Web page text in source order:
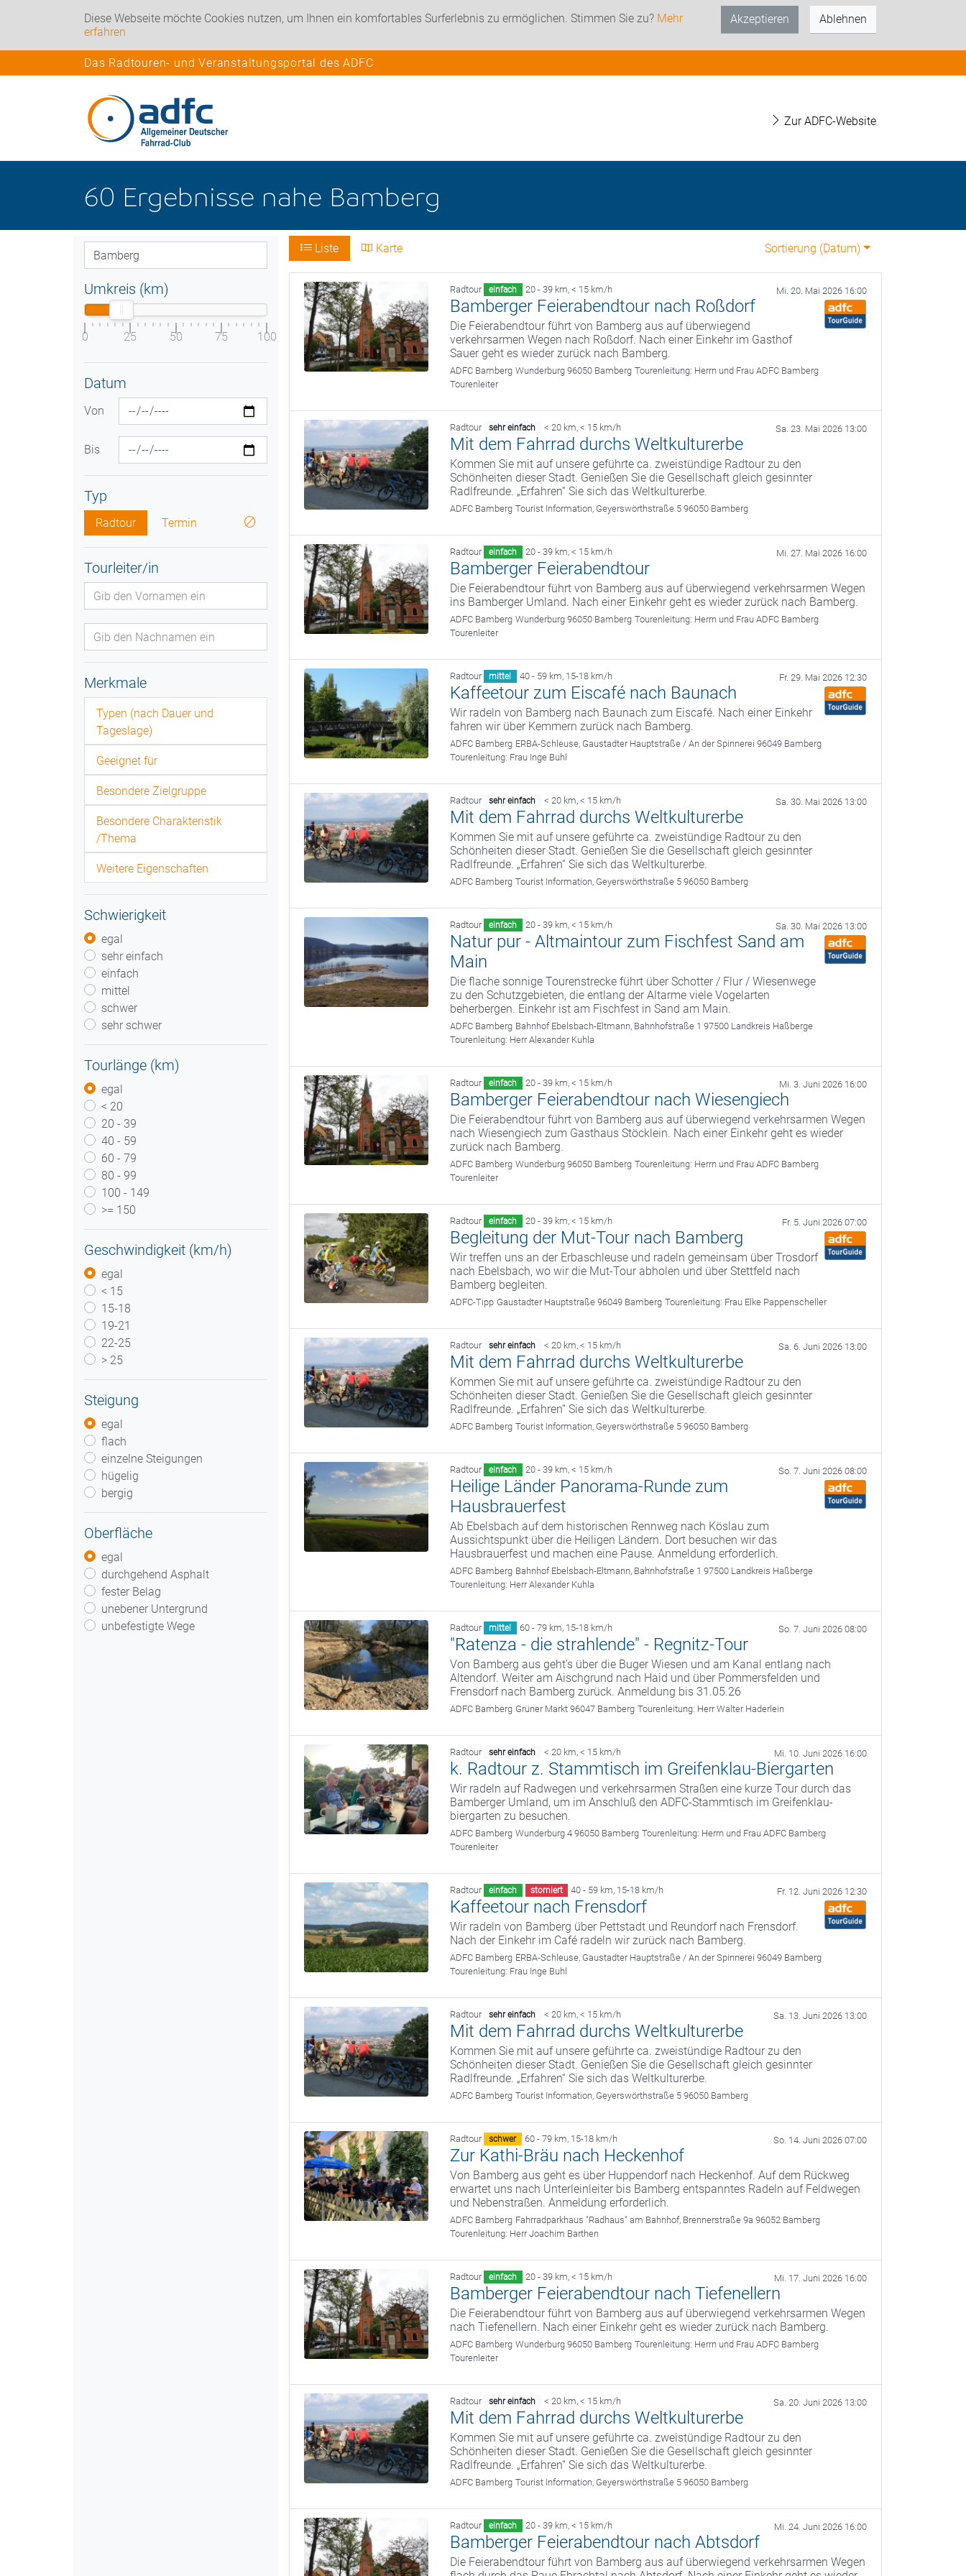
Diese Webseite möchte Cookies nutzen, um Ihnen ein komfortables Surferlebnis zu ermöglichen. Stimmen Sie zu? Mehr
erfahren
Akzeptieren Ablehnen
Das Radtouren- und Veranstaltungsportal des ADFC
Zur ADFC-Website
60 Ergebnisse nahe Bamberg
Umkreis (km)
0 25 50 75 100
Datum
Von
Bis
Typ
Radtour Termin
Tourleiter/in
Merkmale
Typen (nach Dauer und
Tageslage)
Geeignet für
Besondere Zielgruppe
Besondere Charakteristik
/Thema
Weitere Eigenschaften
Schwierigkeit
egal
sehr einfach
einfach
mittel
schwer
sehr schwer
Tourlänge (km)
egal
< 20
20 - 39
40 - 59
60 - 79
80 - 99
100 - 149
>= 150
Geschwindigkeit (km/h)
egal
< 15
15-18
19-21
22-25
> 25
Steigung
egal
flach
einzelne Steigungen
hügelig
bergig
Oberfläche
egal
durchgehend Asphalt
fester Belag
unebener Untergrund
unbefestigte Wege
Liste Karte Sortierung (Datum)
Radtour einfach 20 - 39 km, < 15 km/h Mi. 20. Mai 2026 16:00
Bamberger Feierabendtour nach Roßdorf
Die Feierabendtour führt von Bamberg aus auf überwiegend
verkehrsarmen Wegen nach Roßdorf. Nach einer Einkehr im Gasthof
Sauer geht es wieder zurück nach Bamberg.
ADFC Bamberg Wunderburg 96050 Bamberg Tourenleitung: Herrn und Frau ADFC Bamberg
Tourenleiter
Radtour sehr einfach < 20 km, < 15 km/h Sa. 23. Mai 2026 13:00
Mit dem Fahrrad durchs Weltkulturerbe
Kommen Sie mit auf unsere geführte ca. zweistündige Radtour zu den
Schönheiten dieser Stadt. Genießen Sie die Gesellschaft gleich gesinnter
Radlfreunde. „Erfahren“ Sie sich das Weltkulturerbe.
ADFC Bamberg Tourist Information, Geyerswörthstraße 5 96050 Bamberg
Radtour einfach 20 - 39 km, < 15 km/h Mi. 27. Mai 2026 16:00
Bamberger Feierabendtour
Die Feierabendtour führt von Bamberg aus auf überwiegend verkehrsarmen Wegen
ins Bamberger Umland. Nach einer Einkehr geht es wieder zurück nach Bamberg.
ADFC Bamberg Wunderburg 96050 Bamberg Tourenleitung: Herrn und Frau ADFC Bamberg
Tourenleiter
Radtour mittel 40 - 59 km, 15-18 km/h Fr. 29. Mai 2026 12:30
Kaffeetour zum Eiscafé nach Baunach
Wir radeln von Bamberg nach Baunach zum Eiscafé. Nach einer Einkehr
fahren wir über Kemmern zurück nach Bamberg.
ADFC Bamberg ERBA-Schleuse, Gaustadter Hauptstraße / An der Spinnerei 96049 Bamberg
Tourenleitung: Frau Inge Buhl
Radtour sehr einfach < 20 km, < 15 km/h Sa. 30. Mai 2026 13:00
Mit dem Fahrrad durchs Weltkulturerbe
Kommen Sie mit auf unsere geführte ca. zweistündige Radtour zu den
Schönheiten dieser Stadt. Genießen Sie die Gesellschaft gleich gesinnter
Radlfreunde. „Erfahren“ Sie sich das Weltkulturerbe.
ADFC Bamberg Tourist Information, Geyerswörthstraße 5 96050 Bamberg
Radtour einfach 20 - 39 km, < 15 km/h Sa. 30. Mai 2026 13:00
Natur pur - Altmaintour zum Fischfest Sand am
Main
Die flache sonnige Tourenstrecke führt über Schotter / Flur / Wiesenwege
zu den Schutzgebieten, die entlang der Altarme viele Vogelarten
beherbergen. Einkehr ist am Fischfest in Sand am Main.
ADFC Bamberg Bahnhof Ebelsbach-Eltmann, Bahnhofstraße 1 97500 Landkreis Haßberge
Tourenleitung: Herr Alexander Kuhla
Radtour einfach 20 - 39 km, < 15 km/h Mi. 3. Juni 2026 16:00
Bamberger Feierabendtour nach Wiesengiech
Die Feierabendtour führt von Bamberg aus auf überwiegend verkehrsarmen Wegen
nach Wiesengiech zum Gasthaus Stöcklein. Nach einer Einkehr geht es wieder
zurück nach Bamberg.
ADFC Bamberg Wunderburg 96050 Bamberg Tourenleitung: Herrn und Frau ADFC Bamberg
Tourenleiter
Radtour einfach 20 - 39 km, < 15 km/h Fr. 5. Juni 2026 07:00
Begleitung der Mut-Tour nach Bamberg
Wir treffen uns an der Erbaschleuse und radeln gemeinsam über Trosdorf
nach Ebelsbach, wo wir die Mut-Tour abholen und über Stettfeld nach
Bamberg begleiten.
ADFC-Tipp Gaustadter Hauptstraße 96049 Bamberg Tourenleitung: Frau Elke Pappenscheller
Radtour sehr einfach < 20 km, < 15 km/h Sa. 6. Juni 2026 13:00
Mit dem Fahrrad durchs Weltkulturerbe
Kommen Sie mit auf unsere geführte ca. zweistündige Radtour zu den
Schönheiten dieser Stadt. Genießen Sie die Gesellschaft gleich gesinnter
Radlfreunde. „Erfahren“ Sie sich das Weltkulturerbe.
ADFC Bamberg Tourist Information, Geyerswörthstraße 5 96050 Bamberg
Radtour einfach 20 - 39 km, < 15 km/h So. 7. Juni 2026 08:00
Heilige Länder Panorama-Runde zum
Hausbrauerfest
Ab Ebelsbach auf dem historischen Rennweg nach Köslau zum
Aussichtspunkt über die Heiligen Ländern. Dort besuchen wir das
Hausbrauerfest und machen eine Pause. Anmeldung erforderlich.
ADFC Bamberg Bahnhof Ebelsbach-Eltmann, Bahnhofstraße 1 97500 Landkreis Haßberge
Tourenleitung: Herr Alexander Kuhla
Radtour mittel 60 - 79 km, 15-18 km/h So. 7. Juni 2026 08:00
"Ratenza - die strahlende" - Regnitz-Tour
Von Bamberg aus geht's über die Buger Wiesen und am Kanal entlang nach
Altendorf. Weiter am Aischgrund nach Haid und über Pommersfelden und
Frensdorf nach Bamberg zurück. Anmeldung bis 31.05.26
ADFC Bamberg Grüner Markt 96047 Bamberg Tourenleitung: Herr Walter Haderlein
Radtour sehr einfach < 20 km, < 15 km/h Mi. 10. Juni 2026 16:00
k. Radtour z. Stammtisch im Greifenklau-Biergarten
Wir radeln auf Radwegen und verkehrsarmen Straßen eine kurze Tour durch das
Bamberger Umland, um im Anschluß den ADFC-Stammtisch im Greifenklau-
biergarten zu besuchen.
ADFC Bamberg Wunderburg 4 96050 Bamberg Tourenleitung: Herrn und Frau ADFC Bamberg
Tourenleiter
Radtour einfach storniert 40 - 59 km, 15-18 km/h Fr. 12. Juni 2026 12:30
Kaffeetour nach Frensdorf
Wir radeln von Bamberg über Pettstadt und Reundorf nach Frensdorf.
Nach der Einkehr im Café radeln wir zurück nach Bamberg.
ADFC Bamberg ERBA-Schleuse, Gaustadter Hauptstraße / An der Spinnerei 96049 Bamberg
Tourenleitung: Frau Inge Buhl
Radtour sehr einfach < 20 km, < 15 km/h Sa. 13. Juni 2026 13:00
Mit dem Fahrrad durchs Weltkulturerbe
Kommen Sie mit auf unsere geführte ca. zweistündige Radtour zu den
Schönheiten dieser Stadt. Genießen Sie die Gesellschaft gleich gesinnter
Radlfreunde. „Erfahren“ Sie sich das Weltkulturerbe.
ADFC Bamberg Tourist Information, Geyerswörthstraße 5 96050 Bamberg
Radtour schwer 60 - 79 km, 15-18 km/h So. 14. Juni 2026 07:00
Zur Kathi-Bräu nach Heckenhof
Von Bamberg aus geht es über Huppendorf nach Heckenhof. Auf dem Rückweg
erwartet uns nach Unterleinleiter bis Bamberg entspanntes Radeln auf Feldwegen
und Nebenstraßen. Anmeldung erforderlich.
ADFC Bamberg Fahrradparkhaus "Radhaus" am Bahnhof, Brennerstraße 9a 96052 Bamberg
Tourenleitung: Herr Joachim Barthen
Radtour einfach 20 - 39 km, < 15 km/h Mi. 17. Juni 2026 16:00
Bamberger Feierabendtour nach Tiefenellern
Die Feierabendtour führt von Bamberg aus auf überwiegend verkehrsarmen Wegen
nach Tiefenellern. Nach einer Einkehr geht es wieder zurück nach Bamberg.
ADFC Bamberg Wunderburg 96050 Bamberg Tourenleitung: Herrn und Frau ADFC Bamberg
Tourenleiter
Radtour sehr einfach < 20 km, < 15 km/h Sa. 20. Juni 2026 13:00
Mit dem Fahrrad durchs Weltkulturerbe
Kommen Sie mit auf unsere geführte ca. zweistündige Radtour zu den
Schönheiten dieser Stadt. Genießen Sie die Gesellschaft gleich gesinnter
Radlfreunde. „Erfahren“ Sie sich das Weltkulturerbe.
ADFC Bamberg Tourist Information, Geyerswörthstraße 5 96050 Bamberg
Radtour einfach 20 - 39 km, < 15 km/h Mi. 24. Juni 2026 16:00
Bamberger Feierabendtour nach Abtsdorf
Die Feierabendtour führt von Bamberg aus auf überwiegend verkehrsarmen Wegen